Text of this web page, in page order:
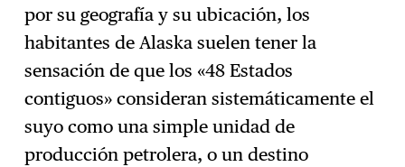
por su geografía y su ubicación, los
habitantes de Alaska suelen tener la
sensación de que los «48 Estados
contiguos» consideran sistemáticamente el
suyo como una simple unidad de
producción petrolera, o un destino